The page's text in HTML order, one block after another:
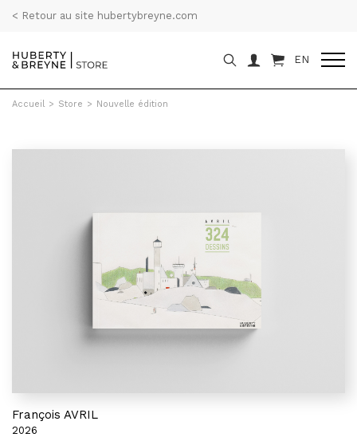
< Retour au site hubertybreyne.com
EN
Accueil > Store > Nouvelle édition
François AVRIL
2026